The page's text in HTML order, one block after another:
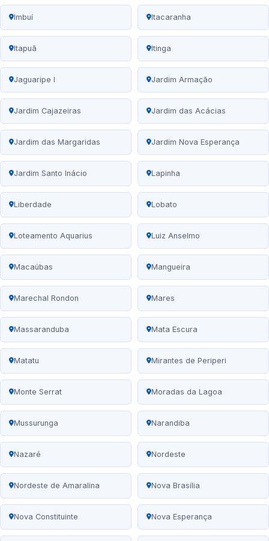
Imbuí Itacaranha
Itapuã Itinga
Jaguaripe I Jardim Armação
Jardim Cajazeiras Jardim das Acácias
Jardim das Margaridas Jardim Nova Esperança
Jardim Santo Inácio Lapinha
Liberdade Lobato
Loteamento Aquarius Luiz Anselmo
Macaúbas Mangueira
Marechal Rondon Mares
Massaranduba Mata Escura
Matatu Mirantes de Periperi
Monte Serrat Moradas da Lagoa
Mussurunga Narandiba
Nazaré Nordeste
Nordeste de Amaralina Nova Brasília
Nova Constituinte Nova Esperança